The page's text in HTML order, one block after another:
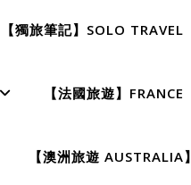
【獨旅筆記】SOLO TRAVEL
【法國旅遊】FRANCE
【澳洲旅遊 AUSTRALIA】